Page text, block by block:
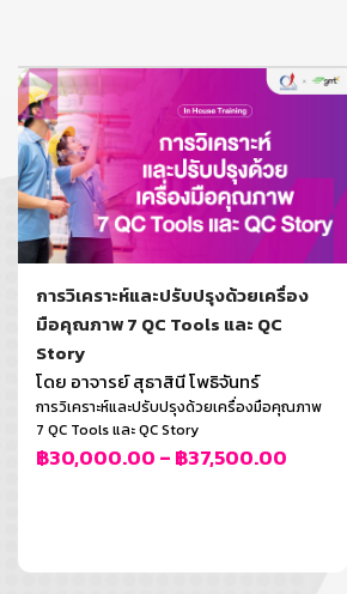
การวิเคราะห์และปรับปรุงด้วยเครื่อง
มือคุณภาพ 7 QC Tools และ QC
Story
โดย อาจารย์ สุธาสินี โพธิจันทร์
การวิเคราะห์และปรับปรุงด้วยเครื่องมือคุณภาพ
7 QC Tools และ QC Story
฿30,000.00–฿37,500.00